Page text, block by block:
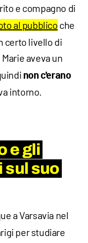
e compagno di
al pubblico che
certo livello di
aveva un
non c'erano
intorno.
e gli
sul suo
a Varsavia nel
per studiare